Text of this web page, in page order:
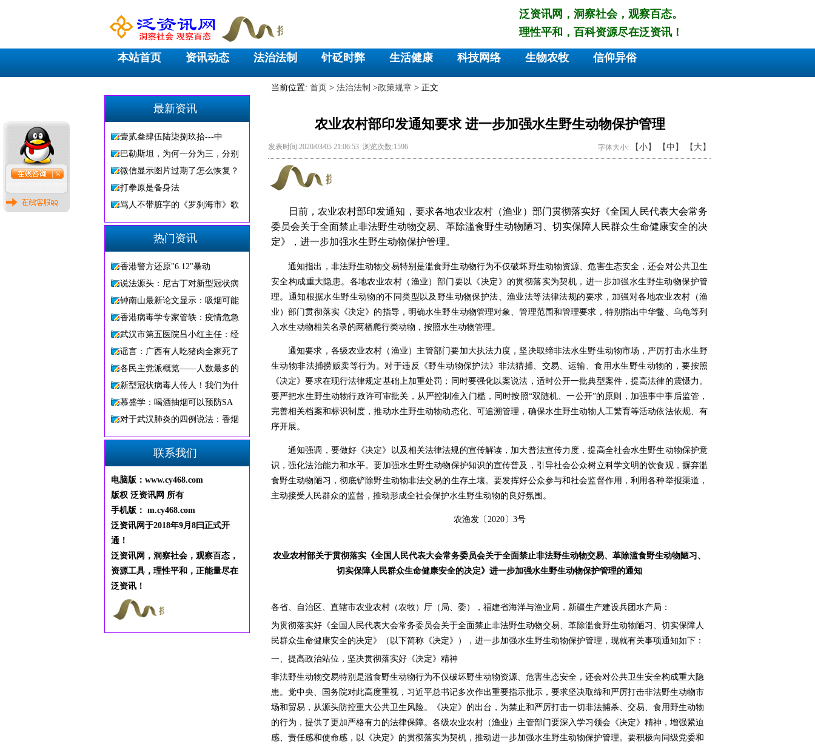
泛资讯网，洞察社会，观察百态。
理性平和，百科资源尽在泛资讯！
本站首页 资讯动态 法治法制 针砭时弊 生活健康 科技网络 生物农牧 信仰异俗
最新资讯
壹贰叁肆伍陆柒捌玖拾---中
巴勒斯坦，为何一分为三，分别
微信显示图片过期了怎么恢复？
打拳原是备身法
骂人不带脏字的《罗刹海市》歌
热门资讯
香港警方还原"6.12"暴动
说法源头：尼古丁对新型冠状病
钟南山最新论文显示：吸烟可能
香港病毒学专家管轶：疫情危急
武汉市第五医院吕小红主任：经
谣言：广西有人吃猪肉全家死了
各民主党派概览——人数最多的
新型冠状病毒人传人！我们为什
慕盛学：喝酒抽烟可以预防SA
对于武汉肺炎的四例说法：香烟
联系我们
电脑版：www.cy468.com
版权 泛资讯网 所有
手机版： m.cy468.com
泛资讯网于2018年9月8曰正式开
通 ！
泛资讯网，洞察社会，观察百态，
资源工具，理性平和，正能量尽在
泛资讯！
当前位置: 首页 > 法治法制 >政策规章 > 正文
农业农村部印发通知要求 进一步加强水生野生动物保护管理
发表时间:2020/03/05 21:06:53 浏览次数:1596 字体大小: 【小】 【中】 【大】
日前，农业农村部印发通知，要求各地农业农村（渔业）部门贯彻落实好《全国人民代表大会常务
委员会关于全面禁止非法野生动物交易、革除滥食野生动物陋习、切实保障人民群众生命健康安全的决
定》，进一步加强水生野生动物保护管理。
通知指出，非法野生动物交易特别是滥食野生动物行为不仅破坏野生动物资源、危害生态安全，还会对公共卫生
安全构成重大隐患。各地农业农村（渔业）部门要以《决定》的贯彻落实为契机，进一步加强水生野生动物保护管
理。通知根据水生野生动物的不同类型以及野生动物保护法、渔业法等法律法规的要求，加强对各地农业农村（渔
业）部门贯彻落实《决定》的指导，明确水生野生动物管理对象、管理范围和管理要求，特别指出中华鳖、乌龟等列
入水生动物相关名录的两栖爬行类动物，按照水生动物管理。
通知要求，各级农业农村（渔业）主管部门要加大执法力度，坚决取缔非法水生野生动物市场，严厉打击水生野
生动物非法捕捞贩卖等行为。对于违反《野生动物保护法》非法猎捕、交易、运输、食用水生野生动物的，要按照
《决定》要求在现行法律规定基础上加重处罚；同时要强化以案说法，适时公开一批典型案件，提高法律的震慑力。
要严把水生野生动物行政许可审批关，从严控制准入门槛，同时按照“双随机、一公开”的原则，加强事中事后监管，
完善相关档案和标识制度，推动水生野生动物动态化、可追溯管理，确保水生野生动物人工繁育等活动依法依规、有
序开展。
通知强调，要做好《决定》以及相关法律法规的宣传解读，加大普法宣传力度，提高全社会水生野生动物保护意
识，强化法治能力和水平。要加强水生野生动物保护知识的宣传普及，引导社会公众树立科学文明的饮食观，摒弃滥
食野生动物陋习，彻底铲除野生动物非法交易的生存土壤。要发挥好公众参与和社会监督作用，利用各种举报渠道，
主动接受人民群众的监督，推动形成全社会保护水生野生动物的良好氛围。
农渔发〔 2020〕 3号
农业农村部关于贯彻落实《全国人民代表大会常务委员会关于全面禁止非法野生动物交易、革除滥食野生动物陋习、
切实保障人民群众生命健康安全的决定》进一步加强水生野生动物保护管理的通知
各省、自治区、直辖市农业农村（农牧）厅（局、委），福建省海洋与渔业局，新疆生产建设兵团水产局：
为贯彻落实好《全国人民代表大会常务委员会关于全面禁止非法野生动物交易、革除滥食野生动物陋习、切实保障人
民群众生命健康安全的决定》（以下简称《决定》），进一步加强水生野生动物保护管理，现就有关事项通知如下：
一、提高政治站位，坚决贯彻落实好《决定》精神
非法野生动物交易特别是滥食野生动物行为不仅破坏野生动物资源、危害生态安全，还会对公共卫生安全构成重大隐
患。党中央、国务院对此高度重视，习近平总书记多次作出重要指示批示，要求坚决取缔和严厉打击非法野生动物市
场和贸易，从源头防控重大公共卫生风险。《决定》的出台，为禁止和严厉打击一切非法捕杀、交易、食用野生动物
的行为，提供了更加严格有力的法律保障。各级农业农村（渔业）主管部门要深入学习领会《决定》精神，增强紧迫
感、责任感和使命感，以《决定》的贯彻落实为契机，推动进一步加强水生野生动物保护管理。要积极向同级党委和